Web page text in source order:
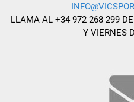
LLAMA AL +34 972 268 299
Y VIERNES